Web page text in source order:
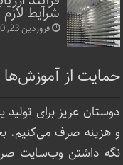
شرایط لازم
فروردین 23, 1400
حمایت از آموزش‌ها
دوستان عزیز برای
و هزینه صرف می‌کنیم.
نگه داشتن وب‌سایت